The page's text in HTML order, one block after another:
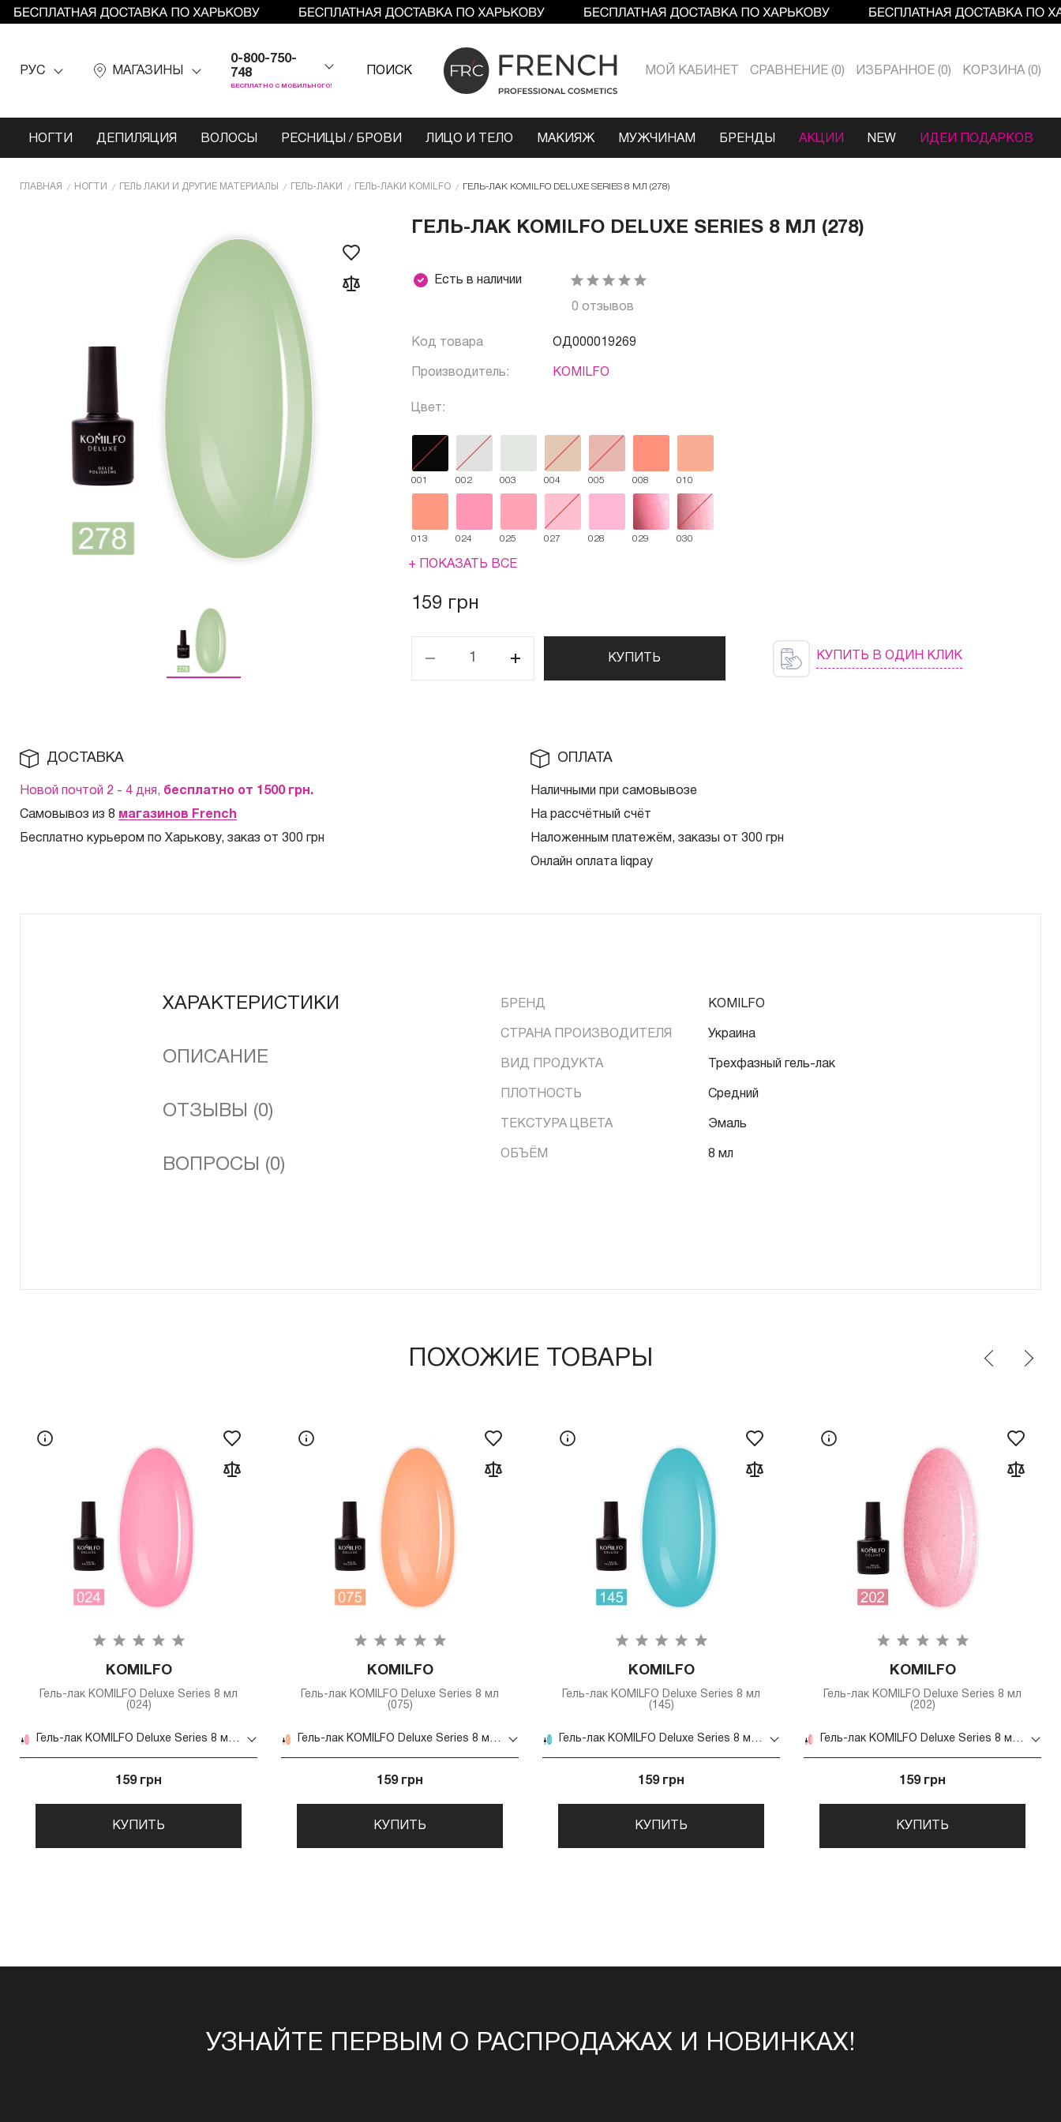
РУС МАГАЗИНЫ
0-800-750-
748
БЕСПЛАТНО С МОБИЛЬНОГО!
ПОИСК МОЙ КАБИНЕТ СРАВНЕНИЕ 0 ИЗБРАННОЕ 0 КОРЗИНА 0
НОГТИ ДЕПИЛЯЦИЯ ВОЛОСЫ РЕСНИЦЫ / БРОВИ ЛИЦО И ТЕЛО МАКИЯЖ МУЖЧИНАМ БРЕНДЫ АКЦИИ NEW ИДЕИ ПОДАРКОВ
ГЛАВНАЯ НОГТИ ГЕЛЬ ЛАКИ И ДРУГИЕ МАТЕРИАЛЫ ГЕЛЬ-ЛАКИ ГЕЛЬ-ЛАКИ KOMILFO ГЕЛЬ-ЛАК KOMILFO DELUXE SERIES 8 МЛ (278)
ГЕЛЬ-ЛАК KOMILFO DELUXE SERIES 8 МЛ (278)
Есть в наличии
0 отзывов
Код товара ОД000019269
Производитель: KOMILFO
Цвет:
001 002 003 004 005 008 010
013 024 025 027 028 029 030
+ ПОКАЗАТЬ ВСЕ
159 грн
КУПИТЬ КУПИТЬ В ОДИН КЛИК
ДОСТАВКА
Новой почтой 2 - 4 дня, бесплатно от 1500 грн.
Самовывоз из 8 магазинов French
Бесплатно курьером по Харькову, заказ от 300 грн
ОПЛАТА
Наличными при самовывозе
На рассчётный счёт
Наложенным платежём, заказы от 300 грн
Онлайн оплата liqpay
ХАРАКТЕРИСТИКИ
ОПИСАНИЕ
ОТЗЫВЫ (0)
ВОПРОСЫ (0)
БРЕНД KOMILFO
СТРАНА ПРОИЗВОДИТЕЛЯ Украина
ВИД ПРОДУКТА Трехфазный гель-лак
ПЛОТНОСТЬ Средний
ТЕКСТУРА ЦВЕТА Эмаль
ОБЪЁМ 8 мл
ПОХОЖИЕ ТОВАРЫ
KOMILFO
Гель-лак KOMILFO Deluxe Series 8 мл
(024)
Гель-лак KOMILFO Deluxe Series 8 мл (024)
159 грн
КУПИТЬ
KOMILFO
Гель-лак KOMILFO Deluxe Series 8 мл
(075)
Гель-лак KOMILFO Deluxe Series 8 мл (075)
159 грн
КУПИТЬ
KOMILFO
Гель-лак KOMILFO Deluxe Series 8 мл
(145)
Гель-лак KOMILFO Deluxe Series 8 мл (145)
159 грн
КУПИТЬ
KOMILFO
Гель-лак KOMILFO Deluxe Series 8 мл
(202)
Гель-лак KOMILFO Deluxe Series 8 мл (202)
159 грн
КУПИТЬ
УЗНАЙТЕ ПЕРВЫМ О РАСПРОДАЖАХ И НОВИНКАХ!